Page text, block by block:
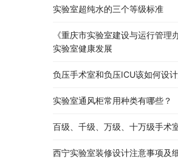
实验室超纯水的三个等级标准
《重庆市实验室建设与运行管理
实验室健康发展
负压手术室和负压ICU该如何设
实验室通风柜常用种类有哪些？
百级、千级、万级、十万级手术
西宁实验室装修设计注意事项及